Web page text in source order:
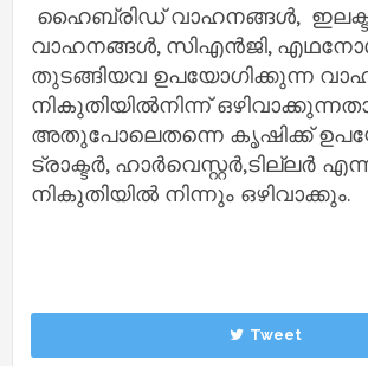
ഹൈബ്രിഡ് വാഹനങ്ങൾ,
വാഹനങ്ങൾ, സിഎൻജി,
തുടങ്ങിയവ ഉപയോഗിക്കുന്ന
നികുതിയിൽനിന്ന്
അതുപോലെതന്നെ കൃഷിക്ക്
ട്രാക്ടർ, ഹാർവെസ്റ്റർ,ടില്ലർ
നികുതിയിൽ നിന്നും ഒഴിവാക്കും.
Tweet